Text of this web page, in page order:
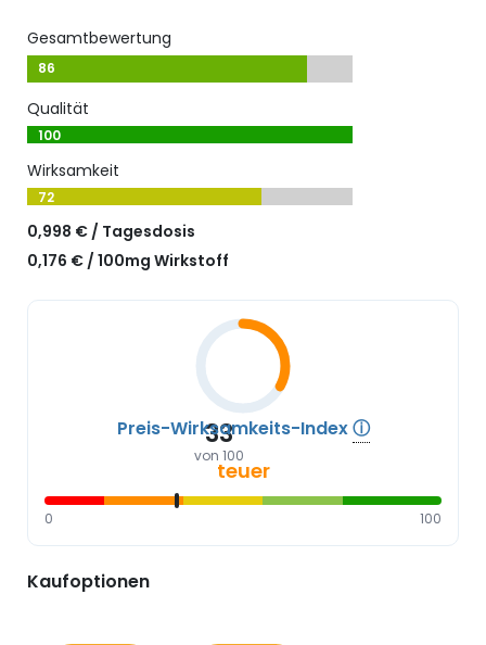
Gesamtbewertung
86
Qualität
100
Wirksamkeit
72
0,998 € / Tagesdosis
0,176 € / 100mg Wirkstoff
33
von 100
Preis-Wirksamkeits-Indexⓘ
teuer
0 100
Kaufoptionen